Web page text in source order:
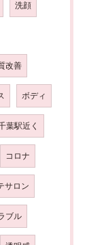
洗顔
改善
ボディ
葉駅近く
コロナ
サロン
ブル